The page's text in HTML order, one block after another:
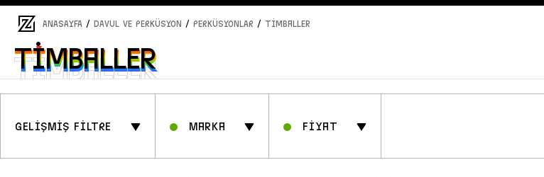
ANASAYFA / DAVUL ve PERKÜSYON / PERKÜSYONLAR / Timballer
Timballer
Timballer
GELİŞMİŞ FİLTRE Marka Fİyat